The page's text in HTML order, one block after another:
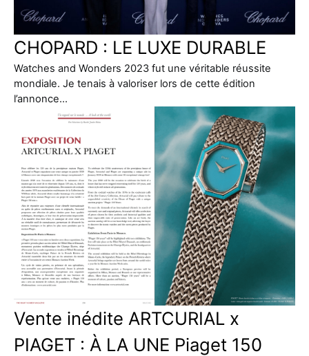
CHOPARD : LE LUXE DURABLE
Watches and Wonders 2023 fut une véritable réussite
mondiale. Je tenais à valoriser lors de cette édition
l’annonce…
Vente inédite ARTCURIAL x
PIAGET : À LA UNE Piaget 150